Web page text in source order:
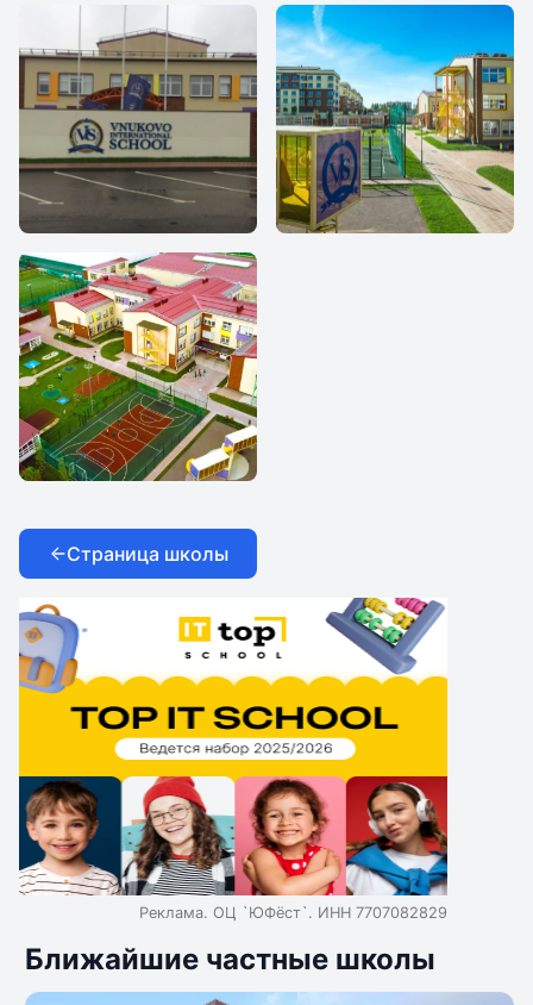
Международная
школа Внуково
школа Внуково
Страница школы
Реклама. ОЦ `ЮФёст`. ИНН 7707082829
Ближайшие частные школы